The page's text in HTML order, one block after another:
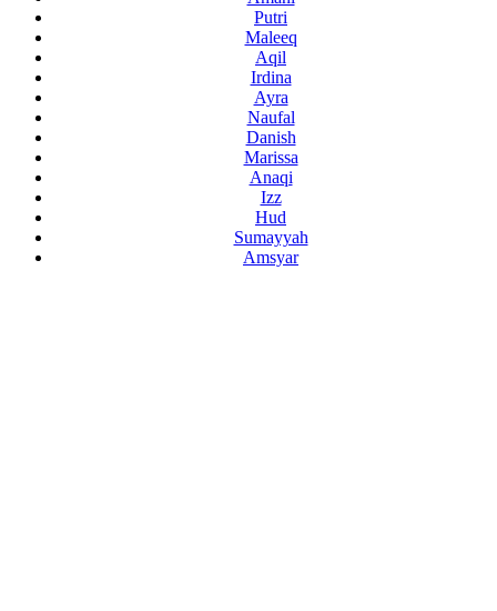
Putri
Maleeq
Aqil
Irdina
Ayra
Naufal
Danish
Marissa
Anaqi
Izz
Hud
Sumayyah
Amsyar